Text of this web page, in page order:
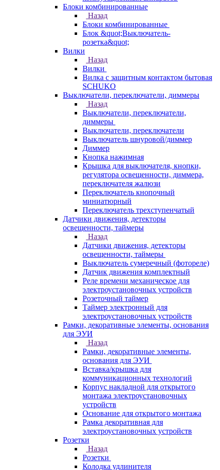
Блоки комбинированные
Назад
Блоки комбинированные
Блок &quot;Выключатель-
розетка&quot;
Вилки
Назад
Вилки
Вилка с защитным контактом бытовая
SCHUKO
Выключатели, переключатели, диммеры
Назад
Выключатели, переключатели,
диммеры
Выключатели, переключатели
Выключатель шнуровой/диммер
Диммер
Кнопка нажимная
Крышка для выключателя, кнопки,
регулятора освещенности, диммера,
переключателя жалюзи
Переключатель кнопочный
миниатюрный
Переключатель трехступенчатый
Датчики движения, детекторы
освещенности, таймеры
Назад
Датчики движения, детекторы
освещенности, таймеры
Выключатель сумеречный (фотореле)
Датчик движения комплектный
Реле времени механическое для
электроустановочных устройств
Розеточный таймер
Таймер электронный для
электроустановочных устройств
Рамки, декоративные элементы, основания
для ЭУИ
Назад
Рамки, декоративные элементы,
основания для ЭУИ
Вставка/крышка для
коммуникационных технологий
Корпус накладной для открытого
монтажа электроустановочных
устройств
Основание для открытого монтажа
Рамка декоративная для
электроустановочных устройств
Розетки
Назад
Розетки
Колодка удлинителя